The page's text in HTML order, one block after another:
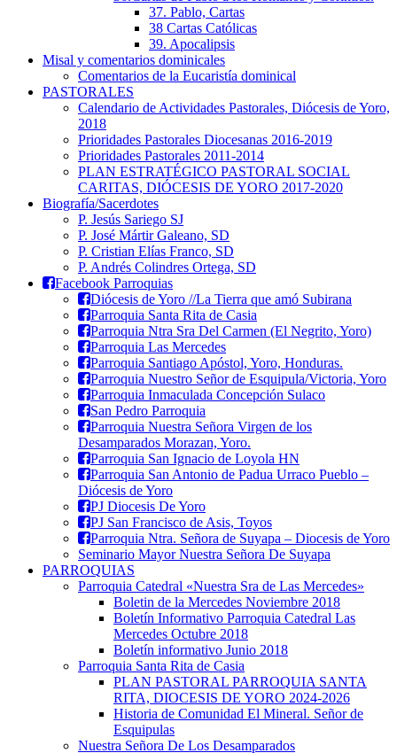
37. Pablo, Cartas
38 Cartas Católicas
39. Apocalipsis
Misal y comentarios dominicales
Comentarios de la Eucaristía dominical
PASTORALES
Calendario de Actividades Pastorales, Diócesis de Yoro,
2018
Prioridades Pastorales Diocesanas 2016-2019
Prioridades Pastorales 2011-2014
PLAN ESTRATÉGICO PASTORAL SOCIAL
CARITAS, DIÓCESIS DE YORO 2017-2020
Biografía/Sacerdotes
P. Jesús Sariego SJ
P. José Mártir Galeano, SD
P. Cristian Elías Franco, SD
P. Andrés Colindres Ortega, SD
Facebook Parroquias
Diócesis de Yoro //La Tierra que amó Subirana
Parroquia Santa Rita de Casia
Parroquia Ntra Sra Del Carmen (El Negrito, Yoro)
Parroquia Las Mercedes
Parroquia Santiago Apóstol, Yoro, Honduras.
Parroquia Nuestro Señor de Esquipula/Victoria, Yoro
Parroquia Inmaculada Concepción Sulaco
San Pedro Parroquia
Parroquia Nuestra Señora Virgen de los
Desamparados Morazan, Yoro.
Parroquia San Ignacio de Loyola HN
Parroquia San Antonio de Padua Urraco Pueblo –
Diócesis de Yoro
PJ Diocesis De Yoro
PJ San Francisco de Asis, Toyos
Parroquia Ntra. Señora de Suyapa – Diocesis de Yoro
Seminario Mayor Nuestra Señora De Suyapa
PARROQUIAS
Parroquia Catedral «Nuestra Sra de Las Mercedes»
Boletin de la Mercedes Noviembre 2018
Boletín Informativo Parroquia Catedral Las
Mercedes Octubre 2018
Boletín informativo Junio 2018
Parroquia Santa Rita de Casia
PLAN PASTORAL PARROQUIA SANTA
RITA, DIOCESIS DE YORO 2024-2026
Historia de Comunidad El Mineral. Señor de
Esquipulas
Nuestra Señora De Los Desamparados